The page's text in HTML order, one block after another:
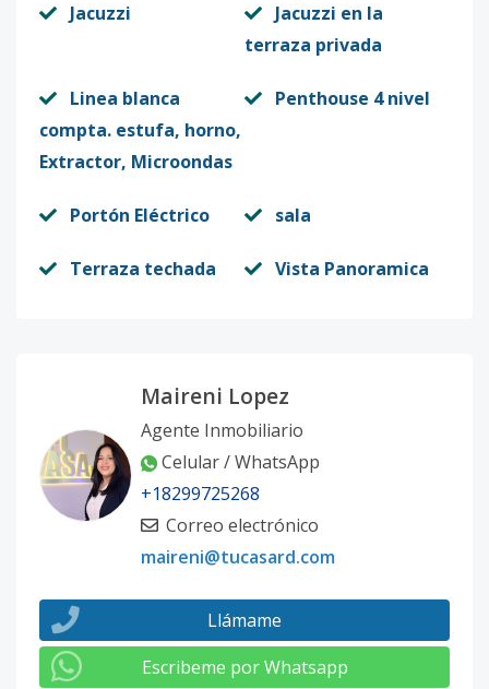
Jacuzzi
Jacuzzi en la
terraza privada
Linea blanca
compta. estufa, horno,
Extractor, Microondas
Penthouse 4 nivel
Portón Eléctrico sala
Terraza techada Vista Panoramica
Maireni Lopez
Agente Inmobiliario
Celular / WhatsApp
+18299725268
Correo electrónico
maireni@tucasard.com
Llámame
Escribeme por Whatsapp